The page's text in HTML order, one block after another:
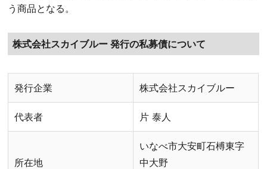
う商品となる。
株式会社スカイブルー 発行の私募債について
発行企業 株式会社スカイブルー
代表者 片 泰人
所在地
いなべ市大安町石榑東字
中大野